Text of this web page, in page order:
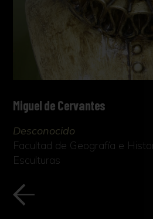
Miguel de Cervantes
Desconocido
Facultad de Geografía e
Esculturas